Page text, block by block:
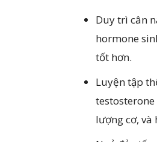
Duy trì cân
hormone
tốt hơn.
Luyện tập
lượng cơ, và